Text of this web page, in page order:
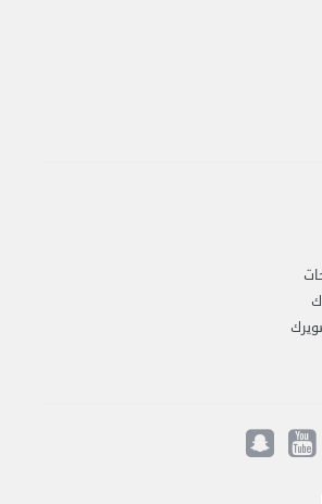
65007374 في ...